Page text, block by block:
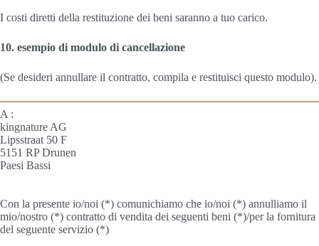
I costi diretti della restituzione dei beni saranno a tuo carico.
10. esempio di modulo di cancellazione
(Se desideri annullare il contratto, compila e restituisci questo modulo).
A :
kingnature AG
Lipsstraat 50 F
5151 RP Drunen
Paesi Bassi
Con la presente io/noi (*) comunichiamo che io/noi (*) annulliamo il
mio/nostro (*) contratto di vendita dei seguenti beni (*)/per la fornitura
del seguente servizio (*)